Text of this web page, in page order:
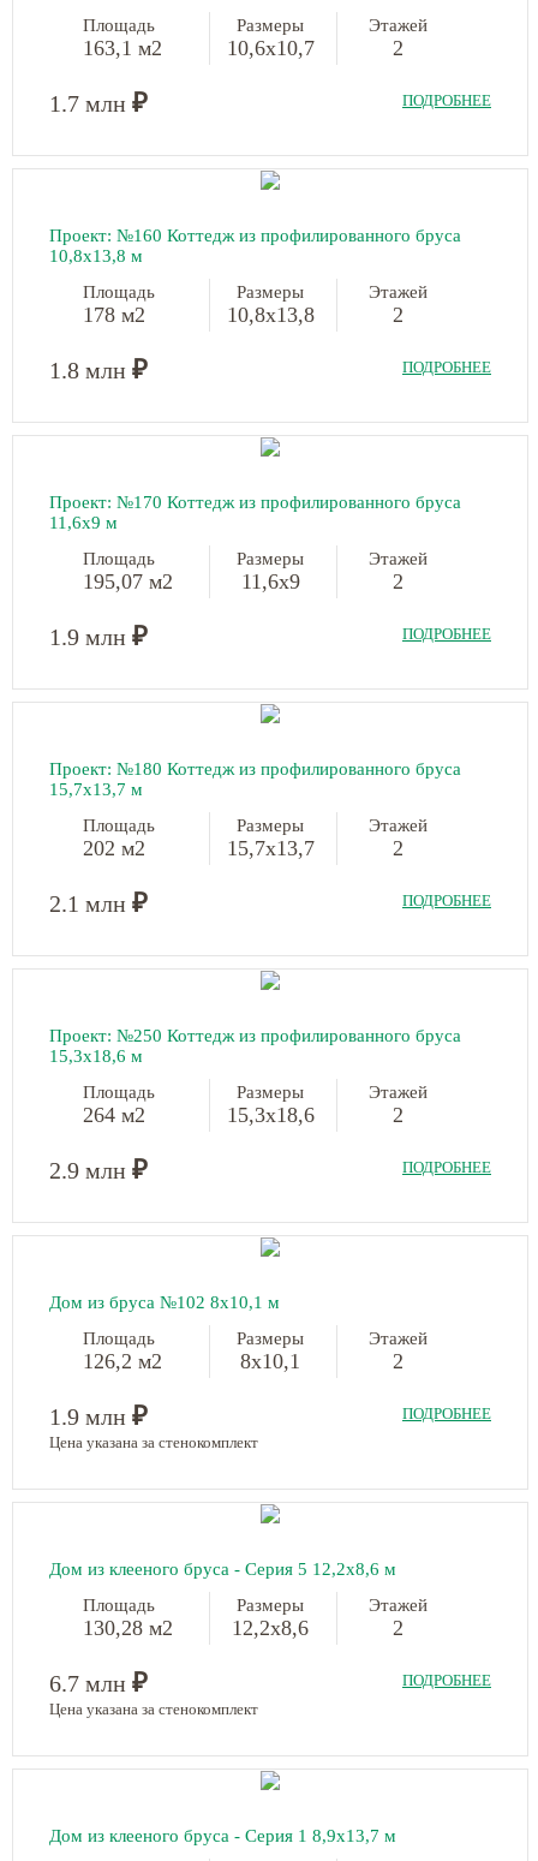
Площадь
163,1 м2
Размеры
10,6х10,7
Этажей
2
1.7 млн ₽ ПОДРОБНЕЕ
Проект: №160 Коттедж из профилированного бруса
10,8х13,8 м
Площадь
178 м2
Размеры
10,8х13,8
Этажей
2
1.8 млн ₽ ПОДРОБНЕЕ
Проект: №170 Коттедж из профилированного бруса
11,6х9 м
Площадь
195,07 м2
Размеры
11,6х9
Этажей
2
1.9 млн ₽ ПОДРОБНЕЕ
Проект: №180 Коттедж из профилированного бруса
15,7х13,7 м
Площадь
202 м2
Размеры
15,7х13,7
Этажей
2
2.1 млн ₽ ПОДРОБНЕЕ
Проект: №250 Коттедж из профилированного бруса
15,3х18,6 м
Площадь
264 м2
Размеры
15,3х18,6
Этажей
2
2.9 млн ₽ ПОДРОБНЕЕ
Дом из бруса №102 8х10,1 м
Площадь
126,2 м2
Размеры
8х10,1
Этажей
2
1.9 млн ₽
ПОДРОБНЕЕ
Цена указана за стенокомплект
Дом из клееного бруса - Серия 5 12,2х8,6 м
Площадь
130,28 м2
Размеры
12,2х8,6
Этажей
2
6.7 млн ₽
ПОДРОБНЕЕ
Цена указана за стенокомплект
Дом из клееного бруса - Серия 1 8,9х13,7 м